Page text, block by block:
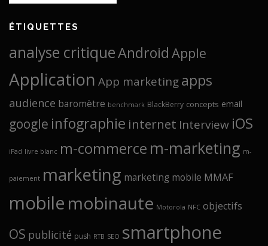
ÉTIQUETTES
analyse critiqueAndroid Apple
Application App marketing apps
audience baromètre benchmark BlackBerry concepts email
google infographie internet Interview iOS
iPad livre blanc m-commerce m-marketing m-
paiement marketing marketing mobile MMAF
mobile mobinaute Motorola NFC objectifs
OS publicité push RTB SEO smartphone